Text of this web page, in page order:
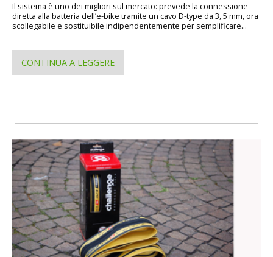
Il sistema è uno dei migliori sul mercato: prevede la connessione
diretta alla batteria dell’e-bike tramite un cavo D-type da 3, 5 mm, ora
scollegabile e sostituibile indipendentemente per semplificare...
CONTINUA A LEGGERE